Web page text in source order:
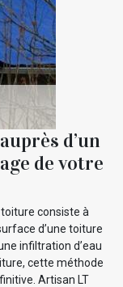
d’un
de votre
toiture consiste à
d’une toiture
infiltration d’eau
cette méthode
Artisan LT